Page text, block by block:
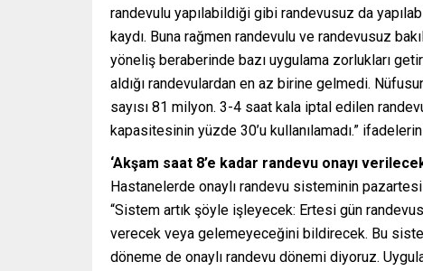
randevulu yapılabildiği gibi randevusuz da
kaydı. Buna rağmen randevulu ve randevusuz
yöneliş beraberinde bazı uygulama zorlukları
aldığı randevulardan en az birine gelmedi.
sayısı 81 milyon. 3-4 saat kala iptal edilen
kapasitesinin yüzde 30’u kullanılamadı.”
‘Akşam saat 8’e kadar randevu onayı
Hastanelerde onaylı randevu sisteminin
“Sistem artık şöyle işleyecek: Ertesi gün
verecek veya gelemeyeceğini bildirecek. Bu
döneme de onaylı randevu dönemi diyoruz.